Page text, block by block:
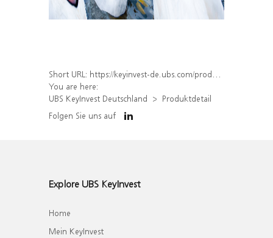
Short URL: https://keyinvest-de.ubs.com/produkt/detail/index/isin/DE000WA7CBR4
You are here:
UBS KeyInvest Deutschland
Produktdetail
Folgen Sie uns auf
Explore UBS KeyInvest
Home
Mein KeyInvest